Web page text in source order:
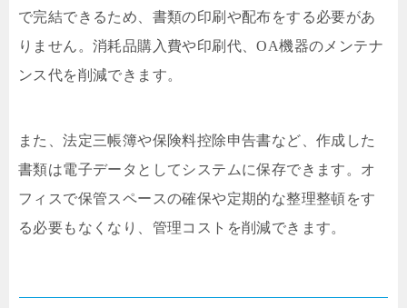
で完結できるため、書類の印刷や配布をする必要があ
りません。消耗品購入費や印刷代、OA機器のメンテナ
ンス代を削減できます。
また、法定三帳簿や保険料控除申告書など、作成した
書類は電子データとしてシステムに保存できます。オ
フィスで保管スペースの確保や定期的な整理整頓をす
る必要もなくなり、管理コストを削減できます。